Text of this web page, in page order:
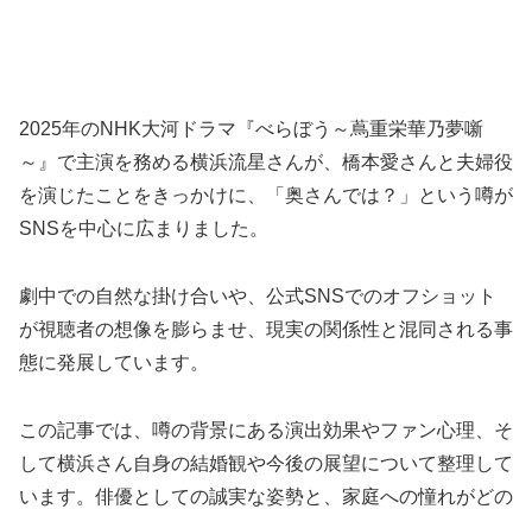
2025年のNHK大河ドラマ『べらぼう～蔦重栄華乃夢噺
～』で主演を務める横浜流星さんが、橋本愛さんと夫婦役
を演じたことをきっかけに、「奥さんでは？」という噂が
SNSを中心に広まりました。
劇中での自然な掛け合いや、公式SNSでのオフショット
が視聴者の想像を膨らませ、現実の関係性と混同される事
態に発展しています。
この記事では、噂の背景にある演出効果やファン心理、そ
して横浜さん自身の結婚観や今後の展望について整理して
います。俳優としての誠実な姿勢と、家庭への憧れがどの